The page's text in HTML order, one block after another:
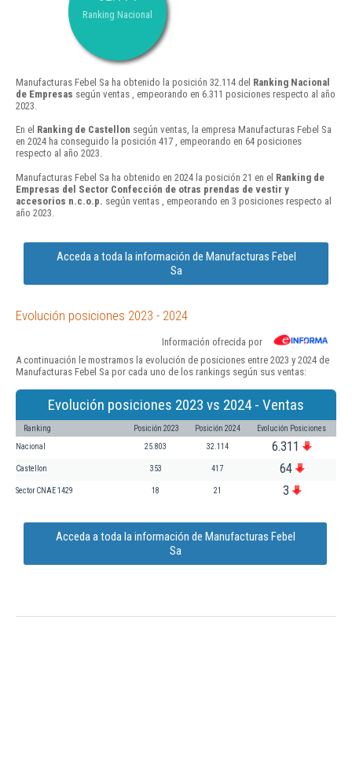
Ranking Nacional
Manufacturas Febel Sa ha obtenido la posición 32.114 del Ranking Nacional
de Empresas según ventas , empeorando en 6.311 posiciones respecto al año
2023.
En el Ranking de Castellon según ventas, la empresa Manufacturas Febel Sa
en 2024 ha conseguido la posición 417 , empeorando en 64 posiciones
respecto al año 2023.
Manufacturas Febel Sa ha obtenido en 2024 la posición 21 en el Ranking de
Empresas del Sector Confección de otras prendas de vestir y
accesorios n.c.o.p. según ventas , empeorando en 3 posiciones respecto al
año 2023.
Acceda a toda la información de Manufacturas Febel
Sa
Evolución posiciones 2023 - 2024
Información ofrecida por
A continuación le mostramos la evolución de posiciones entre 2023 y 2024 de
Manufacturas Febel Sa por cada uno de los rankings según sus ventas:
Evolución posiciones 2023 vs 2024 - Ventas
Ranking Posición 2023 Posición 2024 Evolución Posiciones
Nacional 25.803 32.114 6.311
Castellon 353 417 64
Sector CNAE 1429 18 21 3
Acceda a toda la información de Manufacturas Febel
Sa